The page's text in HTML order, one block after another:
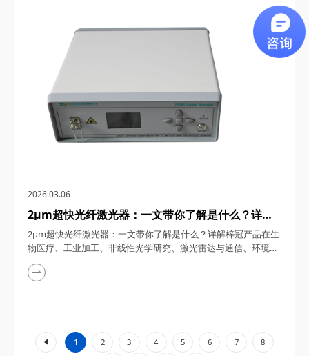
通信、5G/6G通信与雷达系统、光学相干层析成像（OCT）、光
学测量与传感以及太赫兹研究与超快激光等多个领域展现出非凡
的应用潜力。今天，四川梓冠光电...
2026.03.06
2μm超快光纤激光器：一文带你了解是什么？详解
梓冠产品在生物医疗、工业加工、非线性光学研究、
激光雷达与通信、环境监测等领域的实际应用
2μm超快光纤激光器：一文带你了解是什么？详解梓冠产品在生
物医疗、工业加工、非线性光学研究、激光雷达与通信、环境监
测等领域的实际应用 超快光纤激光器凭借其高功率、短脉冲、
宽调谐范围等特性，在激光技术迅猛发展的今天，成为科研与工
1 2 3 4 5 6 7 8